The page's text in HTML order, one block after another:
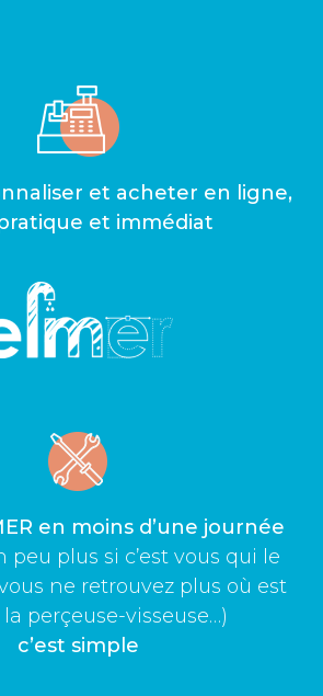
et acheter en ligne,
et immédiat
en moins d’une journée
peu plus si c’est vous qui le
ne retrouvez plus où est
perçeuse-visseuse…)
c’est simple